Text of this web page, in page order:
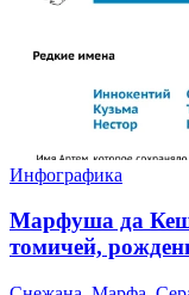
Инфографика
Марфуша да
томичей,